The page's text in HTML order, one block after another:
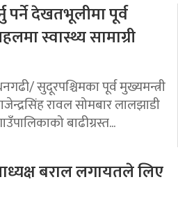
पर्ने देखतभूलीमा पूर्व
स्वास्थ्य सामाग्री
सुदूरपश्चिमका पूर्व मुख्यमन्त्री
रावल सोमबार लालझाडी
बाढीग्रस्त...
बराल लगायतले लिए